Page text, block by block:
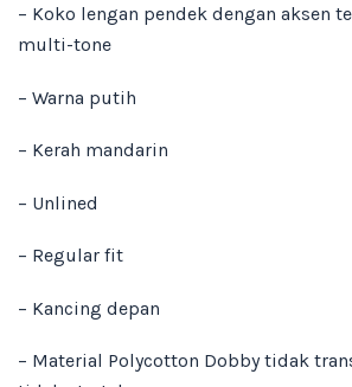
– Koko lengan pendek dengan aksen
multi-tone
– Warna putih
– Kerah mandarin
– Unlined
– Regular fit
– Kancing depan
– Material Polycotton Dobby tidak